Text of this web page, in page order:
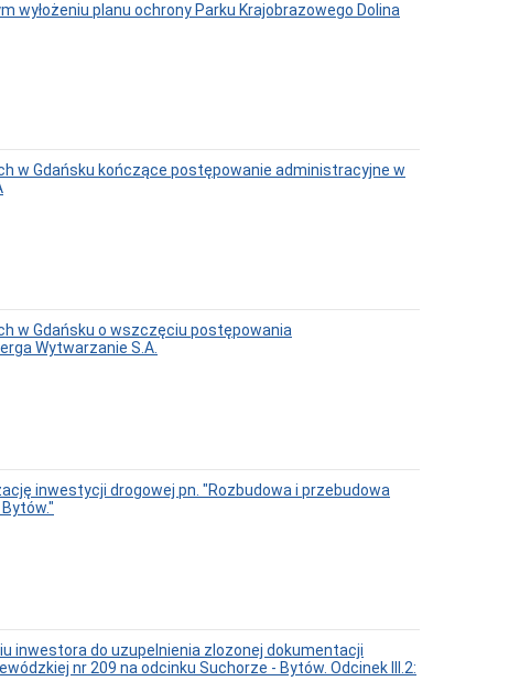
wyłożeniu planu ochrony Parku Krajobrazowego Dolina
w Gdańsku kończące postępowanie administracyjne w
w Gdańsku o wszczęciu postępowania
Wytwarzanie S.A.
inwestycji drogowej pn. "Rozbudowa i przebudowa
inwestora do uzupelnienia zlozonej dokumentacji
nr 209 na odcinku Suchorze - Bytów. Odcinek III.2: